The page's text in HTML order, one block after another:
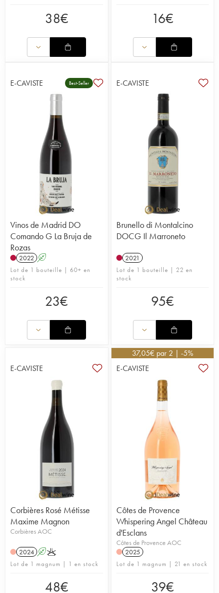
38€ 16€
E-CAVISTE Best-Seller
Vinos de Madrid DO
Comando G La Bruja de
Rozas
2022 A
Lot de 1 bouteille | 60+ en
stock
23€
E-CAVISTE
Brunello di Montalcino
DOCG Il Marroneto
2021
Lot de 1 bouteille | 22 en
stock
95€
E-CAVISTE
Corbières Rosé Métisse
Maxime Magnon
Corbières AOC
2024 AK
Lot de 1 magnum | 1 en stock
48€
37,05€ par 2 | -5%
E-CAVISTE
Côtes de Provence
Whispering Angel Château
d'Esclans
Côtes de Provence AOC
2025
Lot de 1 magnum | 21 en stock
39€